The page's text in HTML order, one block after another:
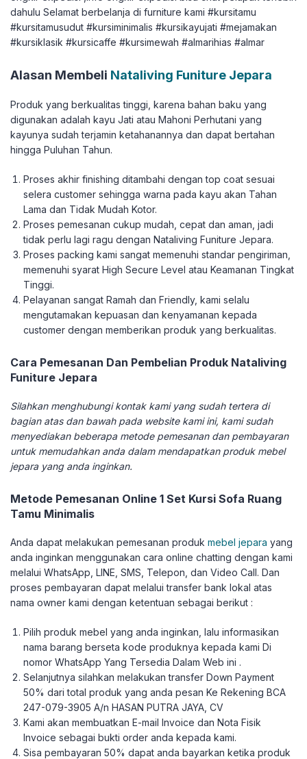
dahulu Selamat berbelanja di furniture kami #kursitamu
#kursitamusudut #kursiminimalis #kursikayujati #mejamakan
#kursiklasik #kursicaffe #kursimewah #almarihias #almar
Alasan Membeli Nataliving Funiture Jepara
Produk yang berkualitas tinggi, karena bahan baku yang
digunakan adalah kayu Jati atau Mahoni Perhutani yang
kayunya sudah terjamin ketahanannya dan dapat bertahan
hingga Puluhan Tahun.
Proses akhir finishing ditambahi dengan top coat sesuai
selera customer sehingga warna pada kayu akan Tahan
Lama dan Tidak Mudah Kotor.
Proses pemesanan cukup mudah, cepat dan aman, jadi
tidak perlu lagi ragu dengan Nataliving Funiture Jepara.
Proses packing kami sangat memenuhi standar pengiriman,
memenuhi syarat High Secure Level atau Keamanan Tingkat
Tinggi.
Pelayanan sangat Ramah dan Friendly, kami selalu
mengutamakan kepuasan dan kenyamanan kepada
customer dengan memberikan produk yang berkualitas.
Cara Pemesanan Dan Pembelian Produk Nataliving
Funiture Jepara
Silahkan menghubungi kontak kami yang sudah tertera di
bagian atas dan bawah pada website kami ini, kami sudah
menyediakan beberapa metode pemesanan dan pembayaran
untuk memudahkan anda dalam mendapatkan produk mebel
jepara yang anda inginkan.
Metode Pemesanan Online 1 Set Kursi Sofa Ruang
Tamu Minimalis
Anda dapat melakukan pemesanan produk mebel jepara yang
anda inginkan menggunakan cara online chatting dengan kami
melalui WhatsApp, LINE, SMS, Telepon, dan Video Call. Dan
proses pembayaran dapat melalui transfer bank lokal atas
nama owner kami dengan ketentuan sebagai berikut :
Pilih produk mebel yang anda inginkan, lalu informasikan
nama barang berseta kode produknya kepada kami Di
nomor WhatsApp Yang Tersedia Dalam Web ini .
Selanjutnya silahkan melakukan transfer Down Payment
50% dari total produk yang anda pesan Ke Rekening BCA
247-079-3905 A/n HASAN PUTRA JAYA, CV
Kami akan membuatkan E-mail Invoice dan Nota Fisik
Invoice sebagai bukti order anda kepada kami.
Sisa pembayaran 50% dapat anda bayarkan ketika produk